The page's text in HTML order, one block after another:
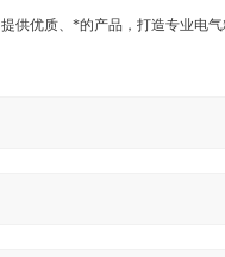
供优质、*的产品，打造专业电